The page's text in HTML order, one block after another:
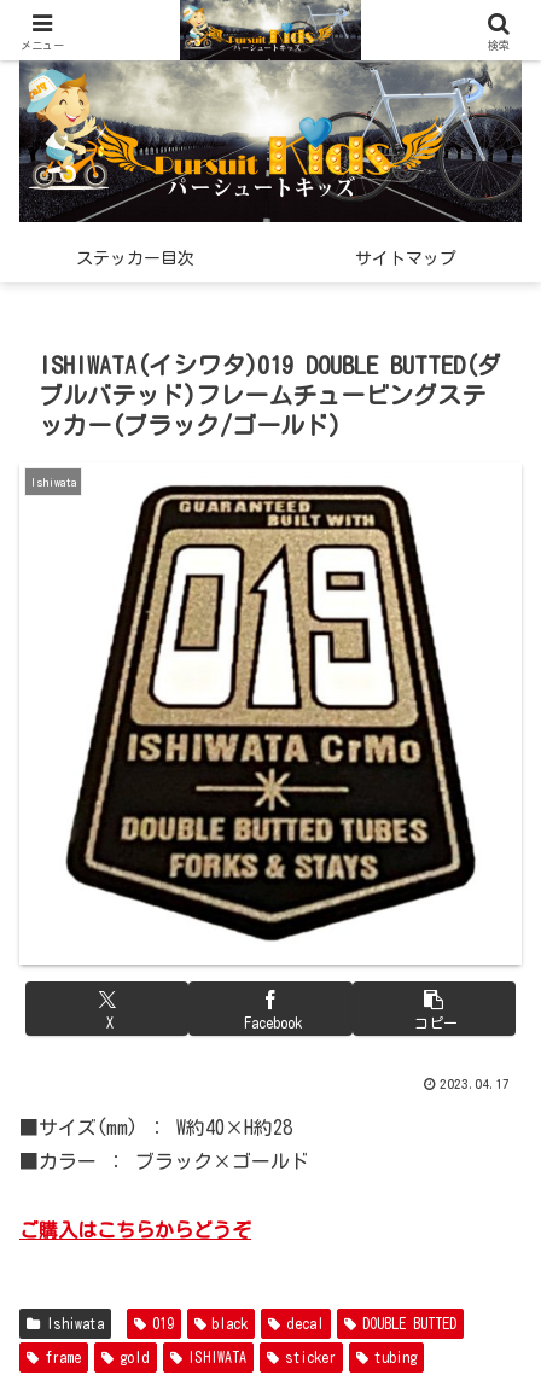
世界中で見つけた「希少なスポーツ雑貨」の紹介メディア
ステッカー目次 サイトマップ
ISHIWATA(イシワタ)019 DOUBLE BUTTED(ダ
ブルバテッド)フレームチュービングステ
ッカー(ブラック/ゴールド)
Ishiwata
X Facebook コピー
2023.04.17
■サイズ(mm) ： W約40×H約28
■カラー ： ブラック×ゴールド
ご購入はこちらからどうぞ
Ishiwata 019 black decal DOUBLE BUTTED
frame gold ISHIWATA sticker tubing
メニュー 検索